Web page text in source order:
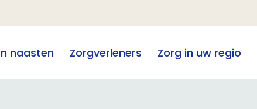
naasten Zorgverleners Zorg in uw regio